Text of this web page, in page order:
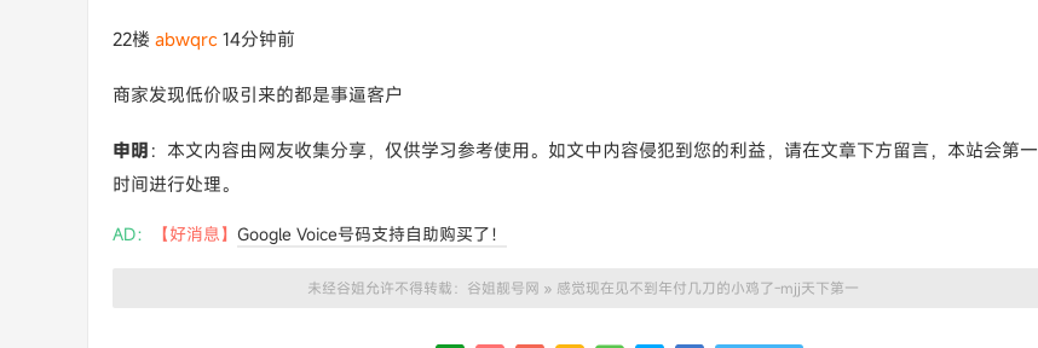
22楼 abwqrc 14分钟前
商家发现低价吸引来的都是事逼客户
申明 ：本文内容由网友收集分享，仅供学习参考使用。如文中内容侵犯到您的利益，请在文章下方留言，本站会第一
时间进行处理。
AD： 【好消息】 Google Voice号码支持自助购买了！
未经谷姐允许不得转载： 谷姐靓号网 » 感觉现在见不到年付几刀的小鸡了-mjj天下第一